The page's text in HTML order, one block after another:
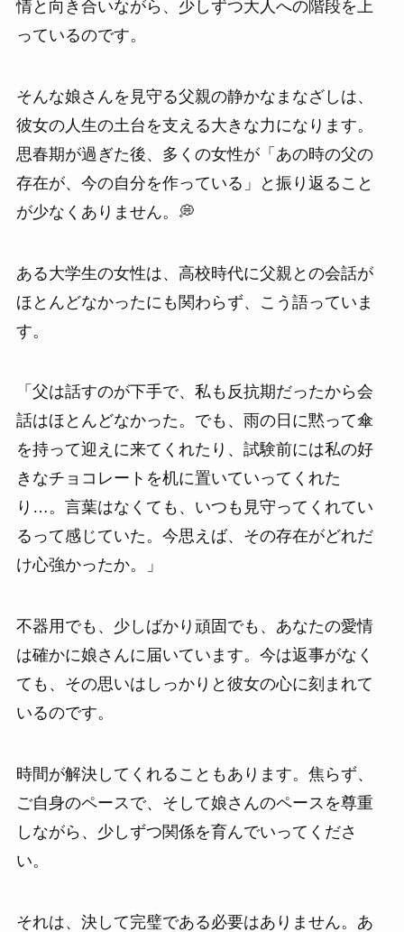
情と向き合いながら、少しずつ大人への階段を上
っているのです。
そんな娘さんを見守る父親の静かなまなざしは、
彼女の人生の土台を支える大きな力になります。
思春期が過ぎた後、多くの女性が「あの時の父の
存在が、今の自分を作っている」と振り返ること
が少なくありません。💭
ある大学生の女性は、高校時代に父親との会話が
ほとんどなかったにも関わらず、こう語っていま
す。
「父は話すのが下手で、私も反抗期だったから会
話はほとんどなかった。でも、雨の日に黙って傘
を持って迎えに来てくれたり、試験前には私の好
きなチョコレートを机に置いていってくれた
り…。言葉はなくても、いつも見守ってくれてい
るって感じていた。今思えば、その存在がどれだ
け心強かったか。」
不器用でも、少しばかり頑固でも、あなたの愛情
は確かに娘さんに届いています。今は返事がなく
ても、その思いはしっかりと彼女の心に刻まれて
いるのです。
時間が解決してくれることもあります。焦らず、
ご自身のペースで、そして娘さんのペースを尊重
しながら、少しずつ関係を育んでいってくださ
い。
それは、決して完璧である必要はありません。あ